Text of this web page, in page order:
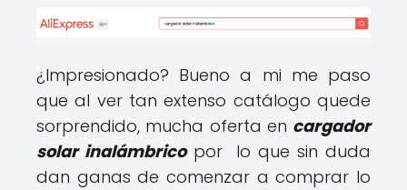
¿Impresionado? Bueno a mi me paso
que al ver tan extenso catálogo quede
sorprendido, mucha oferta en cargador
solar inalámbricopor lo que sin duda
dan ganas de comenzar a comprar lo